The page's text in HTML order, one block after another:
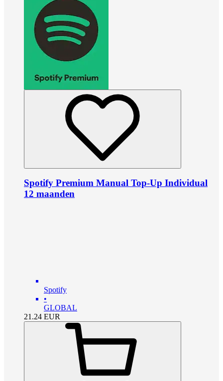
Spotify Premium Manual Top-Up Individual
12 maanden
Spotify
•
GLOBAL
21.24 EUR